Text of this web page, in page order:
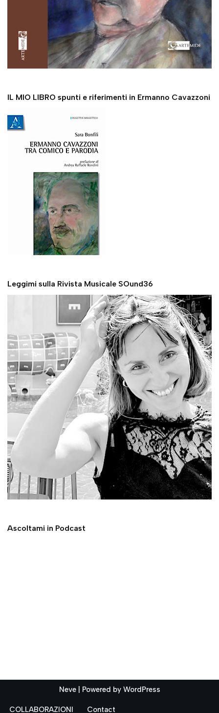
IL MIO LIBRO spunti e riferimenti in Ermanno Cavazzoni
Leggimi sulla Rivista Musicale SOund36
Ascoltami in Podcast
Neve| Powered by WordPress
COLLABORAZIONI Contact